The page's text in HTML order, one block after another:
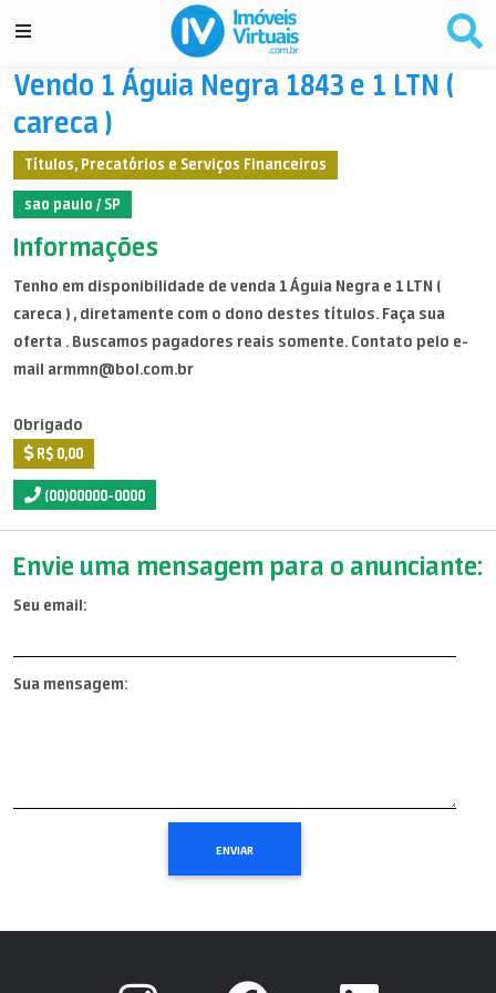
Vendo 1 Águia Negra 1843 e 1 LTN (
careca )
Títulos, Precatórios e Serviços Financeiros
sao paulo / SP
Informações
Tenho em disponibilidade de venda 1 Águia Negra e 1 LTN (
careca ) , diretamente com o dono destes títulos. Faça sua
oferta . Buscamos pagadores reais somente. Contato pelo e-
mail armmn@bol.com.br
Obrigado
R$ 0,00
(00)00000-0000
Envie uma mensagem para o anunciante:
Seu email:
Sua mensagem: